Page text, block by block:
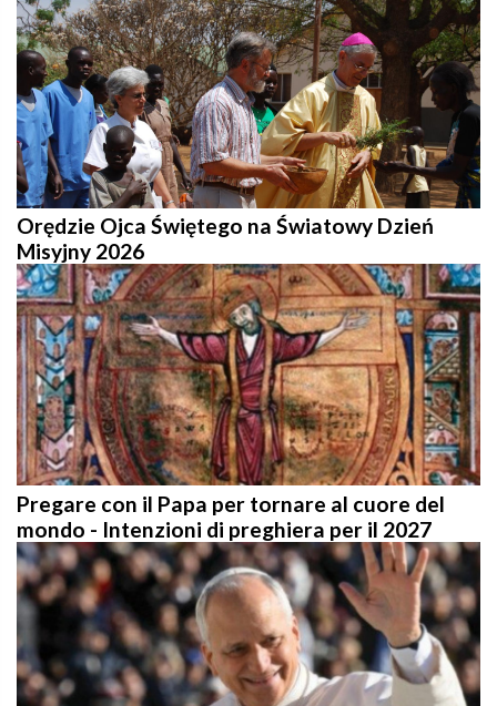
Orędzie Ojca Świętego na Światowy Dzień
Misyjny 2026
Pregare con il Papa per tornare al cuore del
mondo - Intenzioni di preghiera per il 2027